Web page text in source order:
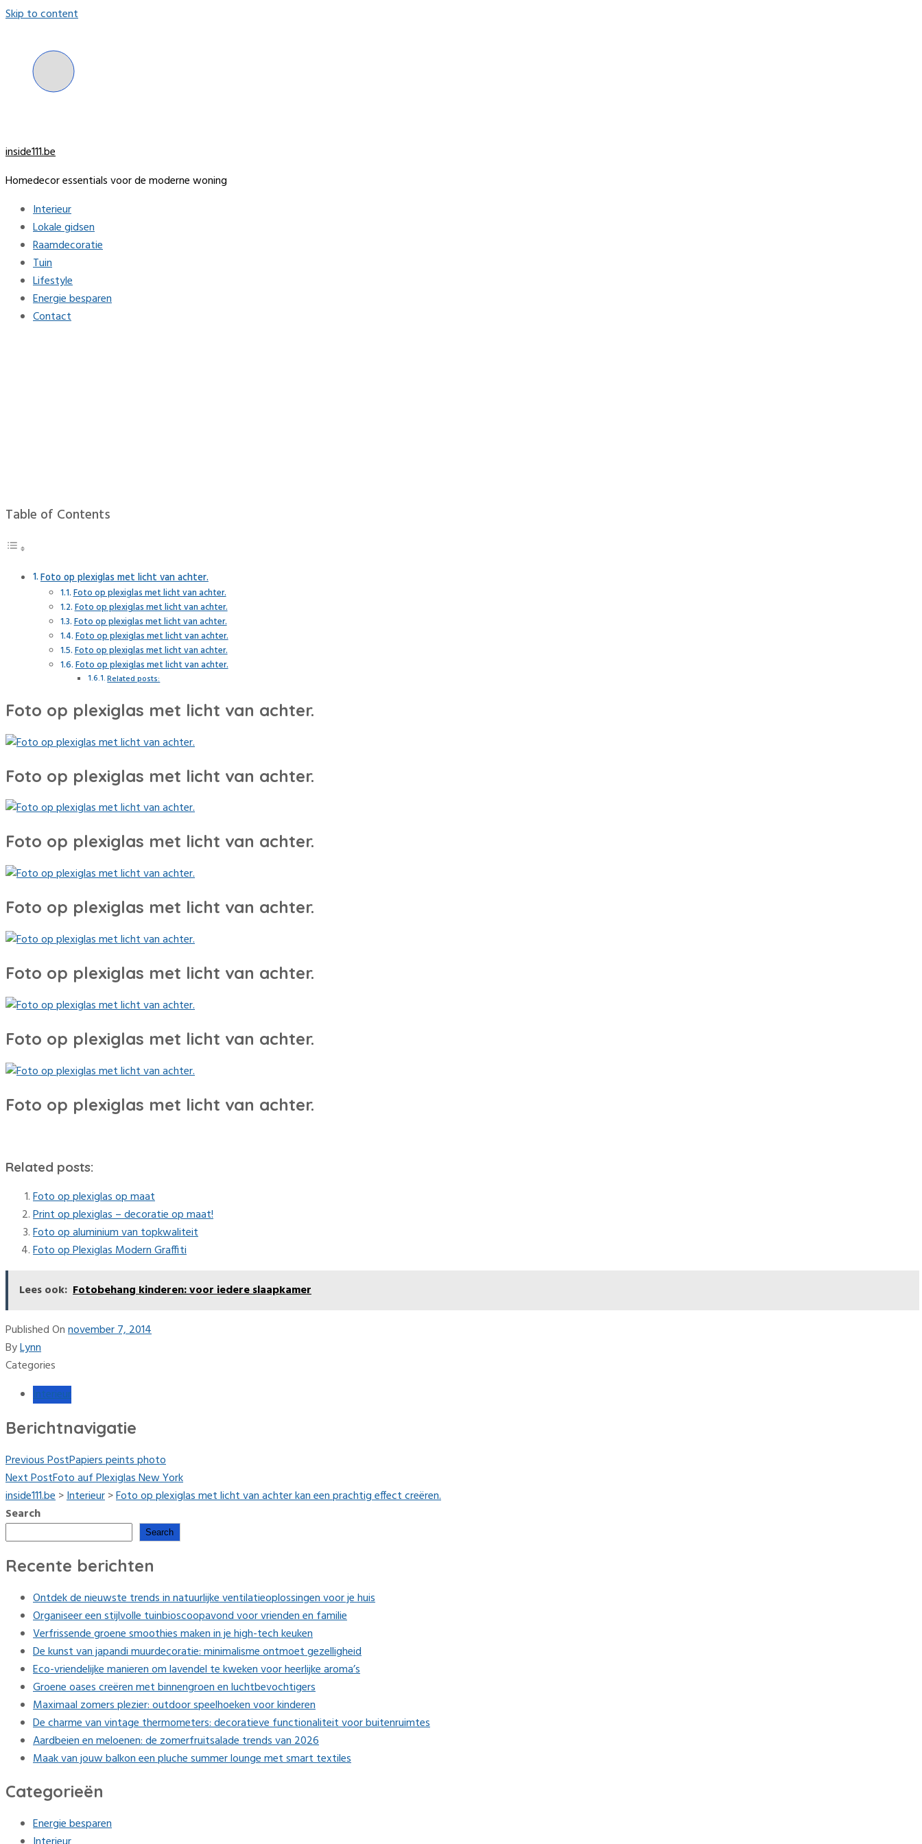
Skip to content
inside111.be
Homedecor essentials voor de moderne woning
Interieur
Lokale gidsen
Raamdecoratie
Tuin
Lifestyle
Energie besparen
Contact
Table of Contents
Foto op plexiglas met licht van achter.
Foto op plexiglas met licht van achter.
Foto op plexiglas met licht van achter.
Foto op plexiglas met licht van achter.
Foto op plexiglas met licht van achter.
Foto op plexiglas met licht van achter.
Foto op plexiglas met licht van achter.
Related posts:
Foto op plexiglas met licht van achter.
Foto op plexiglas met licht van achter.
Foto op plexiglas met licht van achter.
Foto op plexiglas met licht van achter.
Foto op plexiglas met licht van achter.
Foto op plexiglas met licht van achter.
Foto op plexiglas met licht van achter.
Related posts:
Foto op plexiglas op maat
Print op plexiglas – decoratie op maat!
Foto op aluminium van topkwaliteit
Foto op Plexiglas Modern Graffiti
Lees ook: Fotobehang kinderen: voor iedere slaapkamer
Published Onnovember 7, 2014
ByLynn
Categories
Interieur
Berichtnavigatie
Previous PostPapiers peints photo
Next PostFoto auf Plexiglas New York
inside111.be>Interieur>Foto op plexiglas met licht van achter kan een prachtig effect creëren.
Search
Search
Recente berichten
Ontdek de nieuwste trends in natuurlijke ventilatieoplossingen voor je huis
Organiseer een stijlvolle tuinbioscoopavond voor vrienden en familie
Verfrissende groene smoothies maken in je high-tech keuken
De kunst van japandi muurdecoratie: minimalisme ontmoet gezelligheid
Eco-vriendelijke manieren om lavendel te kweken voor heerlijke aroma’s
Groene oases creëren met binnengroen en luchtbevochtigers
Maximaal zomers plezier: outdoor speelhoeken voor kinderen
De charme van vintage thermometers: decoratieve functionaliteit voor buitenruimtes
Aardbeien en meloenen: de zomerfruitsalade trends van 2026
Maak van jouw balkon een pluche summer lounge met smart textiles
Categorieën
Energie besparen